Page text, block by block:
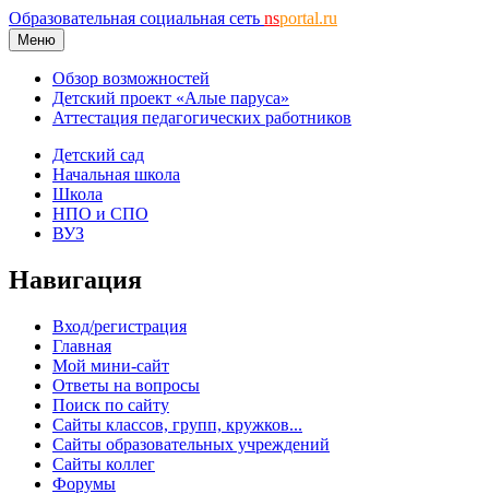
Образовательная социальная сеть nsportal.ru
Меню
Обзор возможностей
Детский проект «Алые паруса»
Аттестация педагогических работников
Детский сад
Начальная школа
Школа
НПО и СПО
ВУЗ
Навигация
Вход/регистрация
Главная
Мой мини-сайт
Ответы на вопросы
Поиск по сайту
Сайты классов, групп, кружков...
Сайты образовательных учреждений
Сайты коллег
Форумы